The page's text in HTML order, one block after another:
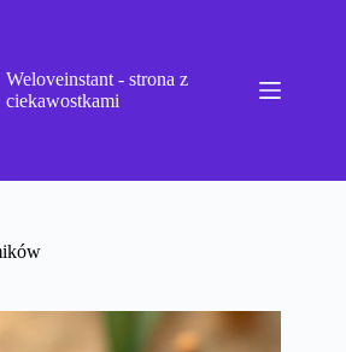
Weloveinstant - strona z
ciekawostkami